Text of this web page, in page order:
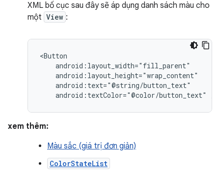
XML bố cục sau đây sẽ áp dụng danh sách màu cho
một View :
android:textColor="@color/button_text"
xem thêm:
Màu sắc (giá trị đơn giản)
ColorStateList